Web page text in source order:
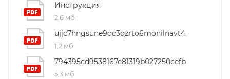
Инструкция
2,6 мб
ujjc7hngsune9qc3qzrto6monilnavt4
1,2 мб
794395cd9538167e81319b027250cefb
5,3 мб